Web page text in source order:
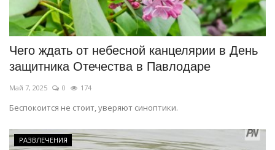
Чего ждать от небесной канцелярии в День
защитника Отечества в Павлодаре
Май 7, 2025 0 174
Беспокоится не стоит, уверяют синоптики.
РАЗВЛЕЧЕНИЯ